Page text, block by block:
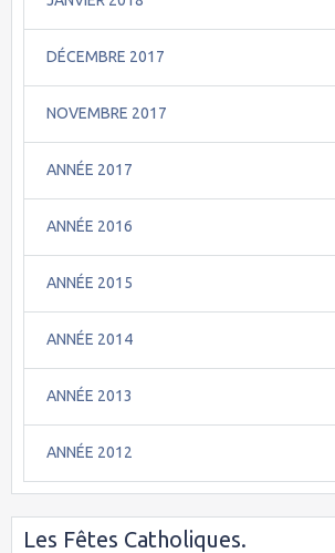
DÉCEMBRE 2017
NOVEMBRE 2017
ANNÉE 2017
ANNÉE 2016
ANNÉE 2015
ANNÉE 2014
ANNÉE 2013
ANNÉE 2012
Les Fêtes Catholiques.